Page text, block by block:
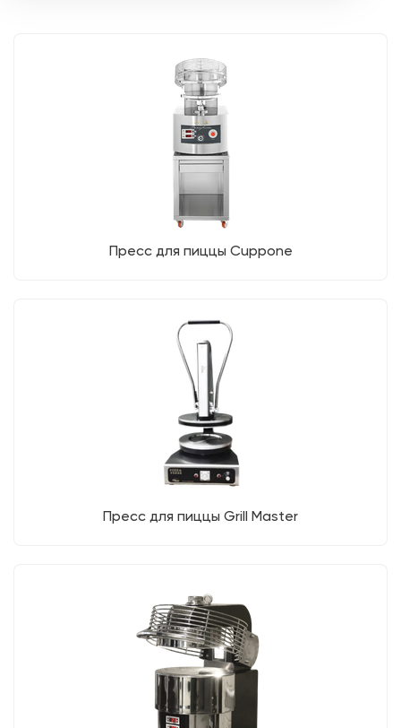
Пресс для пиццы Cuppone
Пресс для пиццы Grill Master